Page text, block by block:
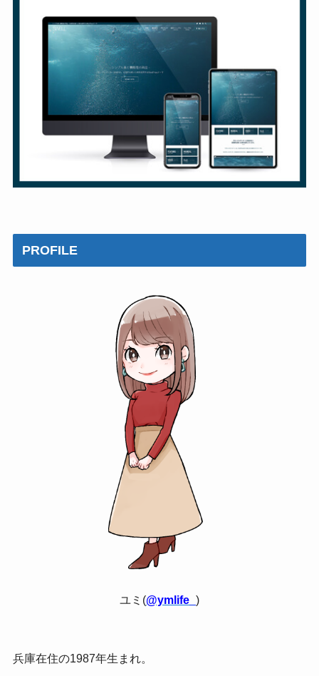
PROFILE
ユミ(@ymlife_ )
兵庫在住の1987年生まれ。